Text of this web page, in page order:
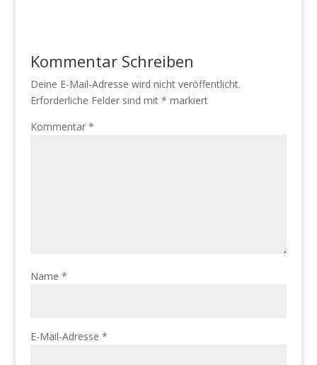
Kommentar Schreiben
Deine E-Mail-Adresse wird nicht veröffentlicht.
Erforderliche Felder sind mit * markiert
Kommentar *
Name *
E-Mail-Adresse *